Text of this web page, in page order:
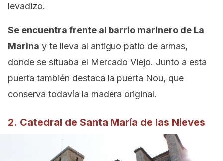
levadizo.
Se encuentra frente al barrio marinero de La
Marina y te lleva al antiguo patio de armas,
donde se situaba el Mercado Viejo. Junto a esta
puerta también destaca la puerta Nou, que
conserva todavía la madera original.
2. Catedral de Santa María de las Nieves